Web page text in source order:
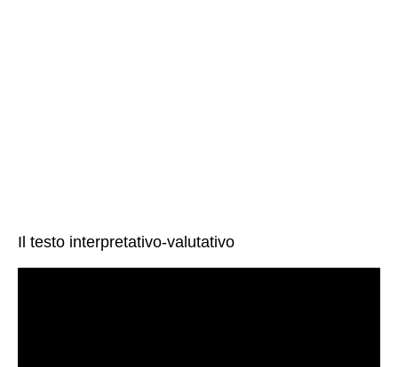
Il testo interpretativo-valutativo